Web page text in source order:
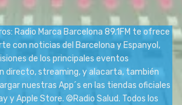
Radio Marca Barcelona 89.1FM te ofrece
con noticias del Barcelona y Espanyol,
de los principales eventos
directo, streaming, y alacarta, también
nuestras App´s en las tiendas oficiales
y Apple Store. ©Radio Salud. Todos los